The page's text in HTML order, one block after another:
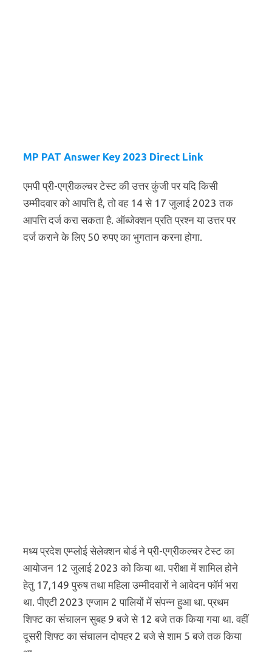
MP PAT Answer Key 2023 Direct Link
एमपी प्री-एग्रीकल्चर टेस्ट की उत्तर कुंजी पर यदि किसी
उम्मीदवार को आपत्ति है, तो वह 14 से 17 जुलाई 2023 तक
आपत्ति दर्ज करा सकता है. ऑब्जेक्शन प्रति प्रश्न या उत्तर पर
दर्ज कराने के लिए 50 रुपए का भुगतान करना होगा.
मध्य प्रदेश एम्प्लोई सेलेक्शन बोर्ड ने प्री-एग्रीकल्चर टेस्ट का
आयोजन 12 जुलाई 2023 को किया था. परीक्षा में शामिल होने
हेतु 17,149 पुरुष तथा महिला उम्मीदवारों ने आवेदन फॉर्म भरा
था. पीएटी 2023 एग्जाम 2 पालियों में संपन्न हुआ था. प्रथम
शिफ्ट का संचालन सुबह 9 बजे से 12 बजे तक किया गया था. वहीं
दूसरी शिफ्ट का संचालन दोपहर 2 बजे से शाम 5 बजे तक किया